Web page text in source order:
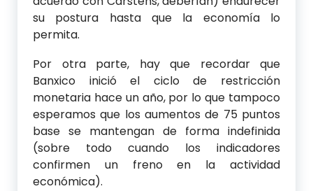
su postura hasta que la economía lo
permita.
Por otra parte, hay que recordar que
Banxico inició el ciclo de restricción
monetaria hace un año, por lo que tampoco
esperamos que los aumentos de 75 puntos
base se mantengan de forma indefinida
(sobre todo cuando los indicadores
confirmen un freno en la actividad
económica).